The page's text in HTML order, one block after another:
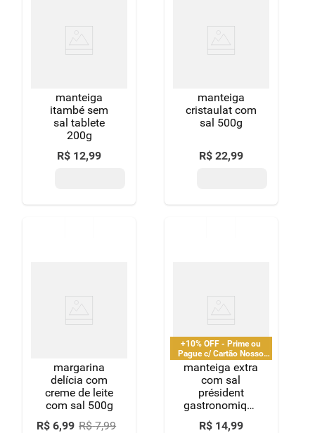
manteiga
itambé sem
sal tablete
200g
R$ 12,99
manteiga
cristaulat com
sal 500g
R$ 22,99
margarina
delícia com
creme de leite
com sal 500g
R$ 6,99 R$ 7,99
+10% OFF - Prime ou
Pague c/ Cartão Nosso
Pay
manteiga extra
com sal
président
gastronomique
pote 200g
R$ 14,99